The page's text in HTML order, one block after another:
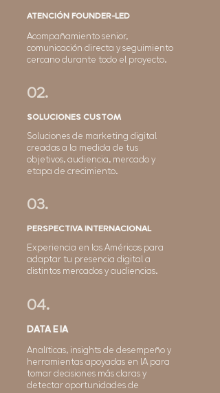
ATENCIÓN FOUNDER-LED
Acompañamiento senior,
comunicación directa y seguimiento
cercano durante todo el proyecto.
02.
SOLUCIONES CUSTOM
Soluciones de marketing digital
creadas a la medida de tus
objetivos, audiencia, mercado y
etapa de crecimiento.
03.
PERSPECTIVA INTERNACIONAL
Experiencia en las Américas para
adaptar tu presencia digital a
distintos mercados y audiencias.
04.
DATA E IA
Analíticas, insights de desempeño y
herramientas apoyadas en IA para
tomar decisiones más claras y
detectar oportunidades de